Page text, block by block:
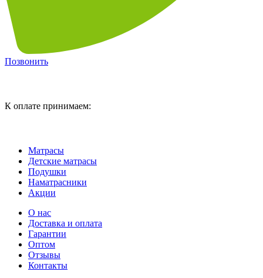
Позвонить
К оплате принимаем:
Матрасы
Детские матрасы
Подушки
Наматрасники
Акции
О нас
Доставка и оплата
Гарантии
Оптом
Отзывы
Контакты